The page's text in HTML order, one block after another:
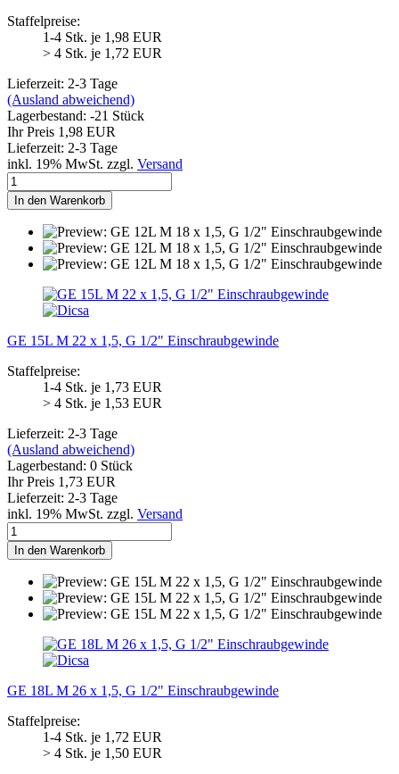
Staffelpreise:
1-4 Stk. je 1,98 EUR
> 4 Stk. je 1,72 EUR
Lieferzeit: 2-3 Tage
(Ausland abweichend)
Lagerbestand: -21 Stück
Ihr Preis 1,98 EUR
Lieferzeit: 2-3 Tage
inkl. 19% MwSt. zzgl. Versand
In den Warenkorb
GE 15L M 22 x 1,5, G 1/2" Einschraubgewinde
Staffelpreise:
1-4 Stk. je 1,73 EUR
> 4 Stk. je 1,53 EUR
Lieferzeit: 2-3 Tage
(Ausland abweichend)
Lagerbestand: 0 Stück
Ihr Preis 1,73 EUR
Lieferzeit: 2-3 Tage
inkl. 19% MwSt. zzgl. Versand
In den Warenkorb
GE 18L M 26 x 1,5, G 1/2" Einschraubgewinde
Staffelpreise:
1-4 Stk. je 1,72 EUR
> 4 Stk. je 1,50 EUR